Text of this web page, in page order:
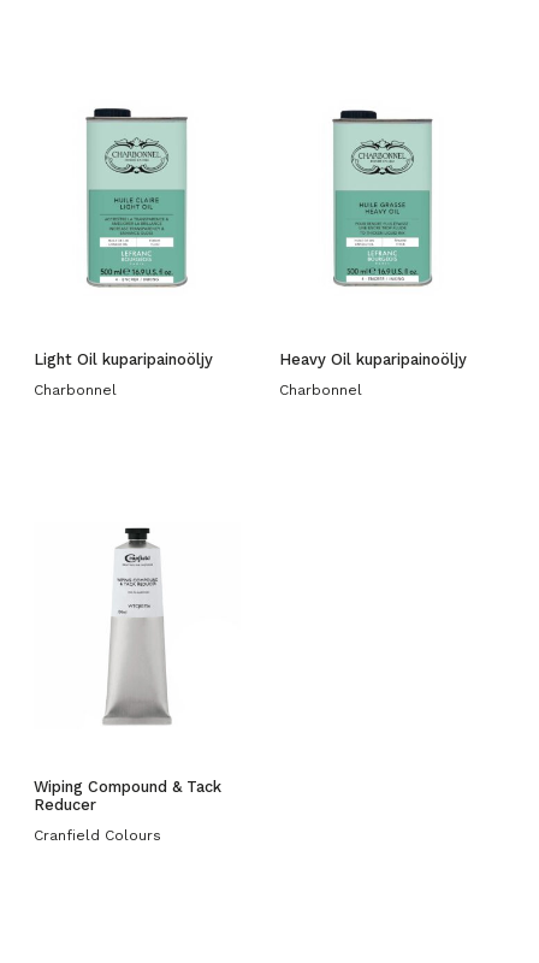
Light Oil kuparipainoöljy
Charbonnel
Heavy Oil kuparipainoöljy
Charbonnel
Wiping Compound & Tack
Reducer
Cranfield Colours